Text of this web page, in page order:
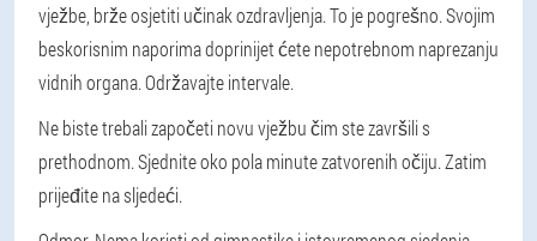
vježbe, brže osjetiti učinak ozdravljenja. To je pogrešno. Svojim
beskorisnim naporima doprinijet ćete nepotrebnom naprezanju
vidnih organa. Održavajte intervale.
Ne biste trebali započeti novu vježbu čim ste završili s
prethodnom. Sjednite oko pola minute zatvorenih očiju. Zatim
prijeđite na sljedeći.